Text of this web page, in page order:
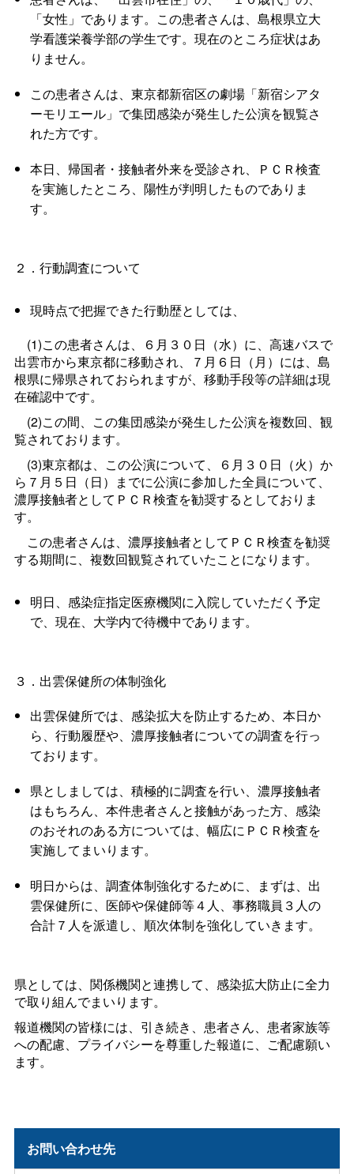
「女性」であります。この患者さんは、島根県立大
学看護栄養学部の学生です。現在のところ症状はあ
りません。
この患者さんは、東京都新宿区の劇場「新宿シアタ
ーモリエール」で集団感染が発生した公演を観覧さ
れた方です。
本日、帰国者・接触者外来を受診され、ＰＣＲ検査
を実施したところ、陽性が判明したものでありま
す。
２．行動調査について
現時点で把握できた行動歴としては、
(1)この患者さんは、６月３０日（水）に、高速バスで
出雲市から東京都に移動され、７月６日（月）には、島
根県に帰県されておられますが、移動手段等の詳細は現
在確認中です。
(2)この間、この集団感染が発生した公演を複数回、観
覧されております。
(3)東京都は、この公演について、６月３０日（火）か
ら７月５日（日）までに公演に参加した全員について、
濃厚接触者としてＰＣＲ検査を勧奨するとしておりま
す。
この患者さんは、濃厚接触者としてＰＣＲ検査を勧奨
する期間に、複数回観覧されていたことになります。
明日、感染症指定医療機関に入院していただく予定
で、現在、大学内で待機中であります。
３．出雲保健所の体制強化
出雲保健所では、感染拡大を防止するため、本日か
ら、行動履歴や、濃厚接触者についての調査を行っ
ております。
県としましては、積極的に調査を行い、濃厚接触者
はもちろん、本件患者さんと接触があった方、感染
のおそれのある方については、幅広にＰＣＲ検査を
実施してまいります。
明日からは、調査体制強化するために、まずは、出
雲保健所に、医師や保健師等４人、事務職員３人の
合計７人を派遣し、順次体制を強化していきます。
県としては、関係機関と連携して、感染拡大防止に全力
で取り組んでまいります。
報道機関の皆様には、引き続き、患者さん、患者家族等
への配慮、プライバシーを尊重した報道に、ご配慮願い
ます。
お問い合わせ先